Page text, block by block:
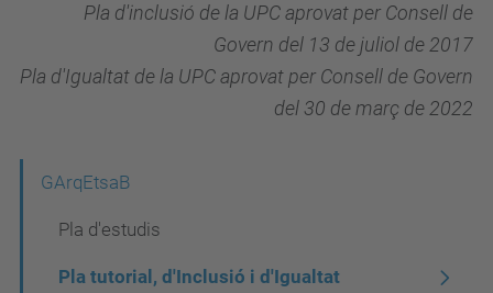
Pla d'inclusió de la UPC aprovat per Consell de
Govern del 13 de juliol de 2017
Pla d'Igualtat de la UPC aprovat per Consell de Govern
del 30 de març de 2022
GArqEtsaB
Pla d'estudis
Pla tutorial, d'Inclusió i d'Igualtat